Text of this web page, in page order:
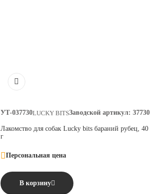
УТ-037730 Заводской артикул: 37730
LUCKY BITS
Лакомство для собак Lucky bits бараний рубец, 40
г
Персональная цена
В корзину